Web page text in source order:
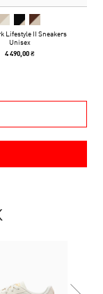
Lifestyle II Sneakers
Unisex
4 490,00 ₴